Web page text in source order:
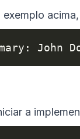
exemplo
a